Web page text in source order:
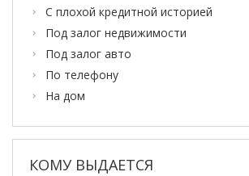
С плохой кредитной историей
Под залог недвижимости
Под залог авто
По телефону
На дом
КОМУ ВЫДАЕТСЯ